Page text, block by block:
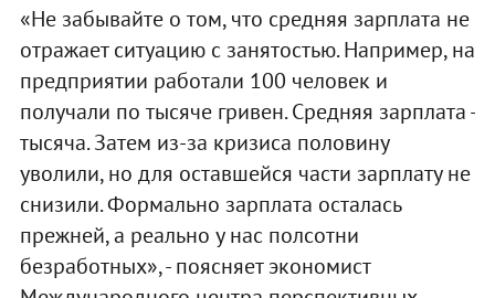
«Не забывайте о том, что средняя зарплата не
отражает ситуацию с занятостью. Например, на
предприятии работали 100 человек и
получали по тысяче гривен. Средняя зарплата -
тысяча. Затем из-за кризиса половину
уволили, но для оставшейся части зарплату не
снизили. Формально зарплата осталась
прежней, а реально у нас полсотни
безработных», - поясняет экономист